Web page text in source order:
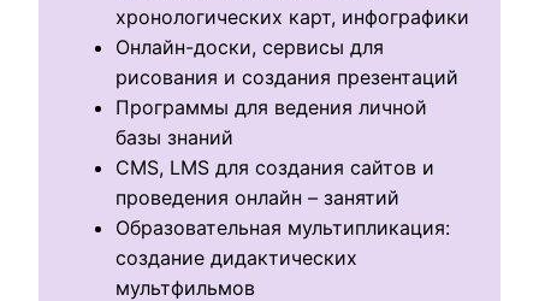
хронологических карт, инфографики
Онлайн-доски, сервисы для
рисования и создания презентаций
Программы для ведения личной
базы знаний
CMS, LMS для создания сайтов и
проведения онлайн – занятий
Образовательная мультипликация:
создание дидактических
мультфильмов